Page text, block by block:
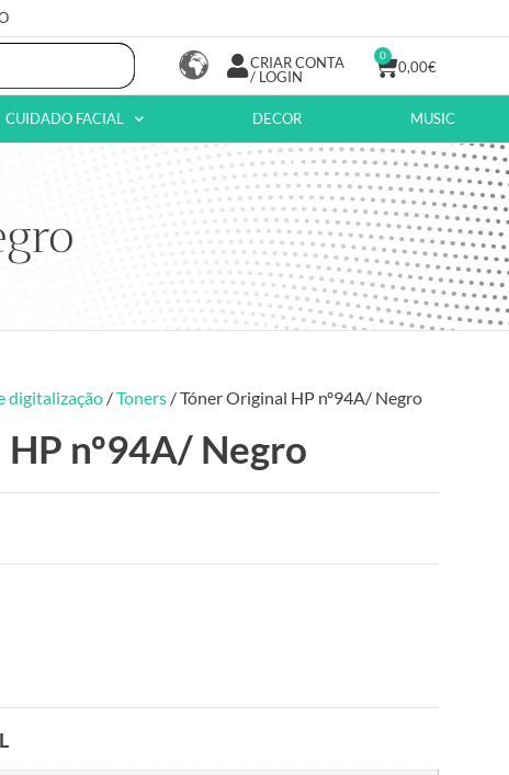
CRIAR CONTA
/ LOGIN
0,00€
0
CUIDADO FACIAL DECOR MUSIC
digitalização /Toners / Tóner Original HP nº94A/ Negro
nº94A/ Negro